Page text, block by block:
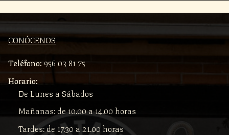
CONÓCENOS
Teléfono: 956 03 81 75
Horario:
De Lunes a Sábados
Mañanas: de 10.00 a 14.00 horas
Tardes: de 17.30 a 21.00 horas